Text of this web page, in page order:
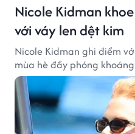
Nicole Kidman
với váy len dệt kim
Nicole Kidman ghi điểm
mùa hè đầy phóng